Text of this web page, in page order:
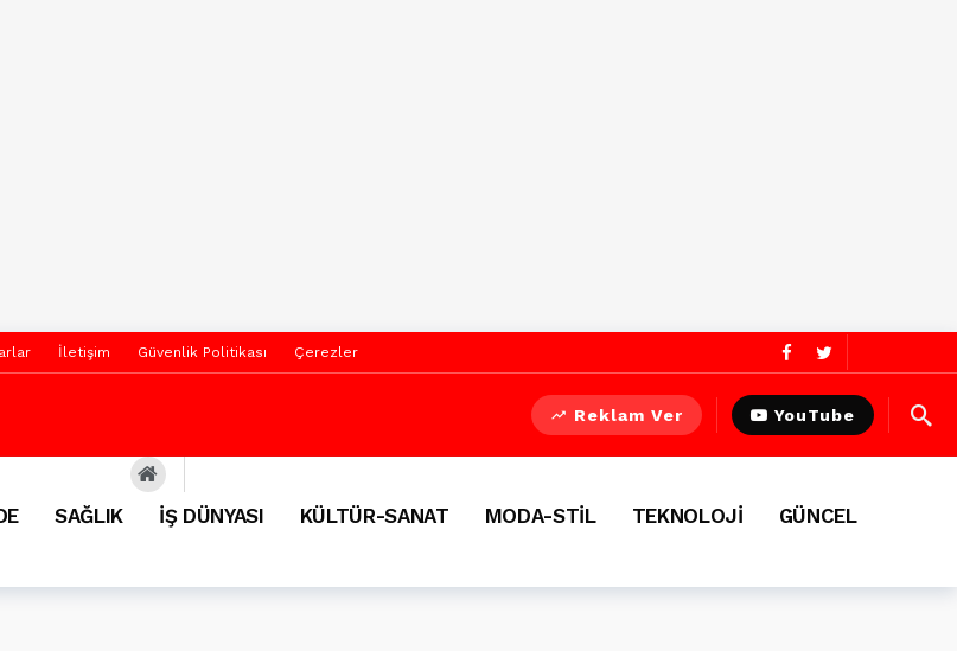
İletişim Güvenlik Politikası Çerezler
Reklam Ver YouTube
SAĞLIK İŞ DÜNYASI KÜLTÜR-SANAT MODA-STİL TEKNOLOJİ
GÜNCEL